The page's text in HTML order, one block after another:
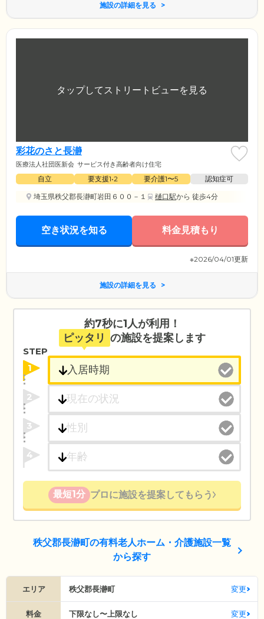
施設の詳細を見る
彩花のさと長瀞
医療法人社団医新会 サービス付き高齢者向け住宅
自立 要支援1•2 要介護1〜5
認知症可
埼玉県秩父郡長瀞町岩田６００－１
樋口駅から 徒歩4分
空き状況を知る 料金見積もり
※2026/04/01更新
施設の詳細を見る
約7秒に1人が利用！
ピッタリ の施設を提案します
STEP
1
2
3
4
最短1分 プロに施設を提案してもらう
秩父郡長瀞町の有料老人ホーム・介護施設一覧
から探す
エリア 秩父郡長瀞町 変更
料金 下限なし〜上限なし 変更